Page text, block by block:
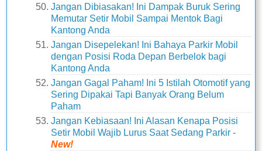
Jangan Dibiasakan! Ini Dampak Buruk Sering
Memutar Setir Mobil Sampai Mentok Bagi
Kantong Anda
Jangan Disepelekan! Ini Bahaya Parkir Mobil
dengan Posisi Roda Depan Berbelok bagi
Kantong Anda
Jangan Gagal Paham! Ini 5 Istilah Otomotif yang
Sering Dipakai Tapi Banyak Orang Belum
Paham
Jangan Kebiasaan! Ini Alasan Kenapa Posisi
Setir Mobil Wajib Lurus Saat Sedang Parkir -
New!